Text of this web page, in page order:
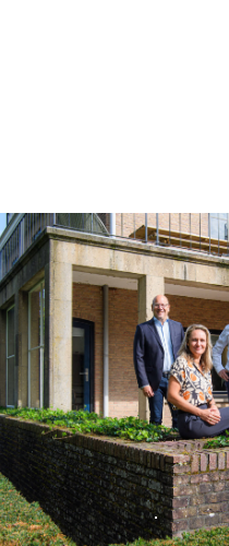
Wij kijken ernaar